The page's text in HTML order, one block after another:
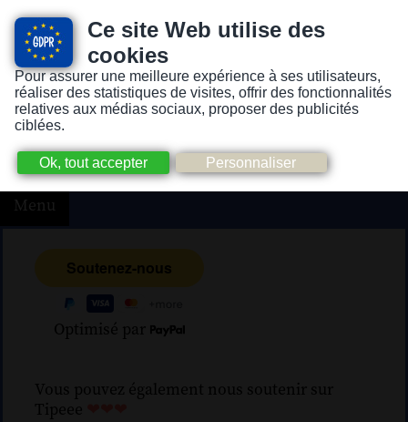
Ce site Web utilise des
cookies
Pour assurer une meilleure expérience à ses utilisateurs,
réaliser des statistiques de visites, offrir des fonctionnalités
relatives aux médias sociaux, proposer des publicités
ciblées.
Version pour personnes mal-voyantes ou non-voyantes
Menu
Optimisé par
Vous pouvez également nous soutenir sur
Tipeee